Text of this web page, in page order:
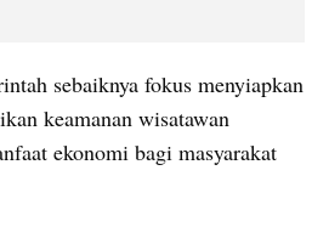
sebaiknya fokus menyiapkan
keamanan wisatawan
ekonomi bagi masyarakat